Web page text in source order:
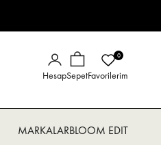
MARKALARBLOOM EDIT
Giriş Yap
Hesap Sepet
Sepet
0
Favorilerim